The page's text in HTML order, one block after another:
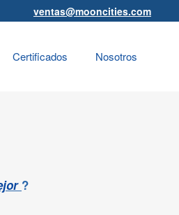
ventas@mooncities.com
Certificados Nosotros
?